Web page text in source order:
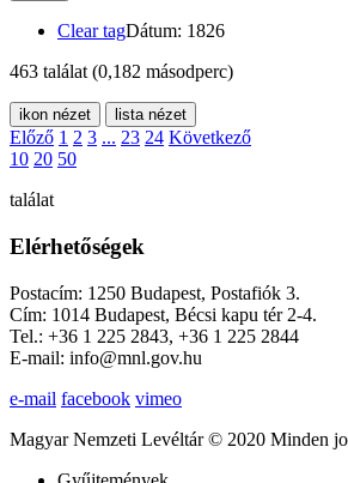
Clear tagDátum: 1826
463 találat (0,182 másodperc)
ikon nézet lista nézet
Előző 1 2 3 ... 23 24 Következő
10 20 50
találat
Elérhetőségek
Postacím: 1250 Budapest, Postafiók 3.
Cím: 1014 Budapest, Bécsi kapu tér 2-4.
Tel.: +36 1 225 2843, +36 1 225 2844
E-mail: info@mnl.gov.hu
e-mail facebook vimeo
Magyar Nemzeti Levéltár © 2020 Minden